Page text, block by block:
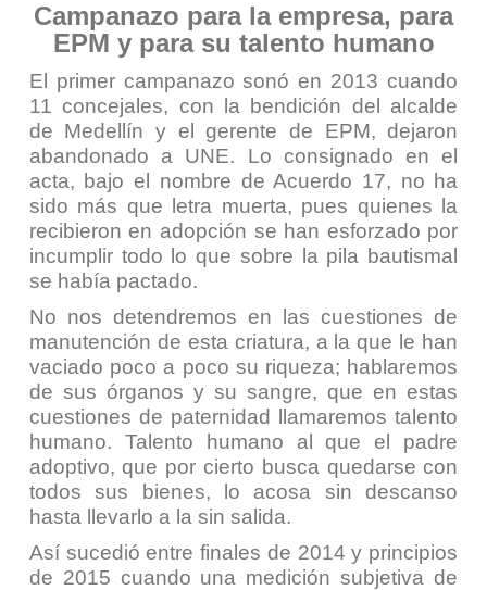
Campanazo para la empresa, para
EPM y para su talento humano
El primer campanazo sonó en 2013 cuando
11 concejales, con la bendición del alcalde
de Medellín y el gerente de EPM, dejaron
abandonado a UNE. Lo consignado en el
acta, bajo el nombre de Acuerdo 17, no ha
sido más que letra muerta, pues quienes la
recibieron en adopción se han esforzado por
incumplir todo lo que sobre la pila bautismal
se había pactado.
No nos detendremos en las cuestiones de
manutención de esta criatura, a la que le han
vaciado poco a poco su riqueza; hablaremos
de sus órganos y su sangre, que en estas
cuestiones de paternidad llamaremos talento
humano. Talento humano al que el padre
adoptivo, que por cierto busca quedarse con
todos sus bienes, lo acosa sin descanso
hasta llevarlo a la sin salida.
Así sucedió entre finales de 2014 y principios
de 2015 cuando una medición subjetiva de